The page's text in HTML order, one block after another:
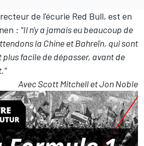
de l'écurie Red Bull, est en
: "Il n'y a jamais eu beaucoup de
la Chine et Bahreïn, qui sont
plus facile de dépasser, avant de
Avec Scott Mitchell et Jon Noble